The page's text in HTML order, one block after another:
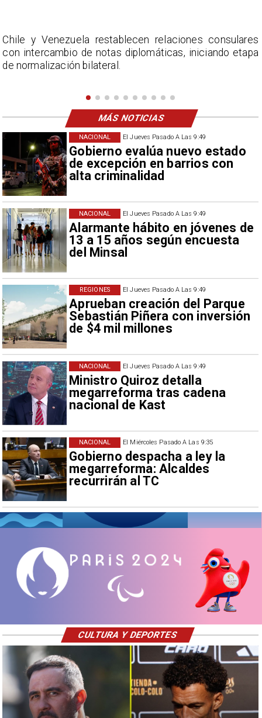
El Jueves Pasado A Las 9:49
Gobierno evalúa nuevo estado
de excepción en barrios con
alta criminalidad
NACIONAL
El Jueves Pasado A Las 9:49
Alarmante hábito en jóvenes de
13 a 15 años según encuesta
del Minsal
NACIONAL
El Jueves Pasado A Las 9:49
Aprueban creación del Parque
Sebastián Piñera con inversión
de $4 mil millones
REGIONES
El Jueves Pasado A Las 9:49
Ministro Quiroz detalla
megarreforma tras cadena
nacional de Kast
NACIONAL
El Miércoles Pasado A Las 9:35
Gobierno despacha a ley la
megarreforma: Alcaldes
recurrirán al TC
NACIONAL
La Confederación Nacional de Ferias Libres (ASOF)
considera inaceptable que se refieran a Fabiola
Campillai como 'señora de feria', expresión utilizada
MÁS NOTICIAS
CULTURA Y DEPORTES